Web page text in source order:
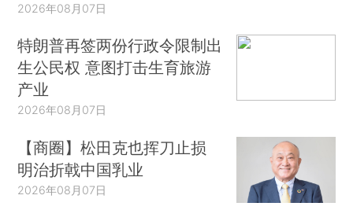
2026年08月07日
特朗普再签两份行政令限制出
生公民权 意图打击生育旅游
产业
2026年08月07日
【商圈】松田克也挥刀止损
明治折戟中国乳业
2026年08月07日